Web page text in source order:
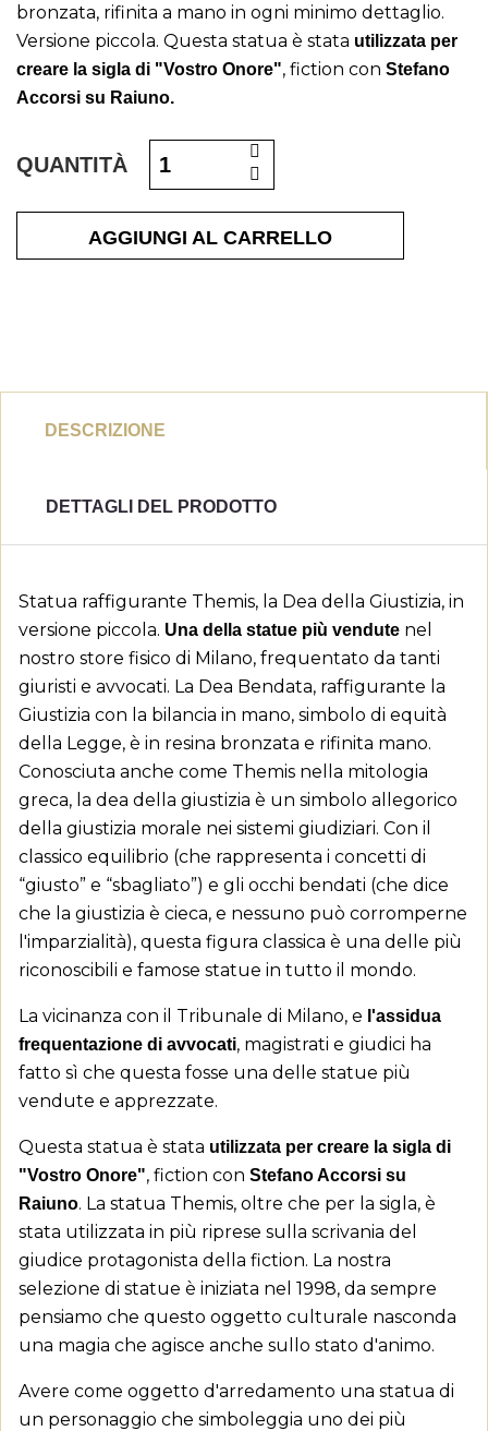
((title)) ×
Accedi ×
bronzata, rifinita a mano in ogni minimo dettaglio.
Versione piccola. Questa statua è stata utilizzata per
creare la sigla di "Vostro Onore", fiction con Stefano
Accorsi su Raiuno.
QUANTITÀ
AGGIUNGI AL CARRELLO
DESCRIZIONE
DETTAGLI DEL PRODOTTO
Statua raffigurante Themis, la Dea della Giustizia, in
versione piccola. Una della statue più vendute nel
nostro store fisico di Milano, frequentato da tanti
giuristi e avvocati. La Dea Bendata, raffigurante la
Giustizia con la bilancia in mano, simbolo di equità
della Legge, è in resina bronzata e rifinita mano.
Conosciuta anche come Themis nella mitologia
greca, la dea della giustizia è un simbolo allegorico
della giustizia morale nei sistemi giudiziari. Con il
classico equilibrio (che rappresenta i concetti di
“giusto” e “sbagliato”) e gli occhi bendati (che dice
che la giustizia è cieca, e nessuno può corromperne
l'imparzialità), questa figura classica è una delle più
riconoscibili e famose statue in tutto il mondo.
La vicinanza con il Tribunale di Milano, e l'assidua
frequentazione di avvocati, magistrati e giudici ha
fatto sì che questa fosse una delle statue più
vendute e apprezzate.
Questa statua è stata utilizzata per creare la sigla di
"Vostro Onore", fiction con Stefano Accorsi su
Raiuno. La statua Themis, oltre che per la sigla, è
stata utilizzata in più riprese sulla scrivania del
giudice protagonista della fiction. La nostra
selezione di statue è iniziata nel 1998, da sempre
pensiamo che questo oggetto culturale nasconda
una magia che agisce anche sullo stato d'animo.
Avere come oggetto d'arredamento una statua di
un personaggio che simboleggia uno dei più